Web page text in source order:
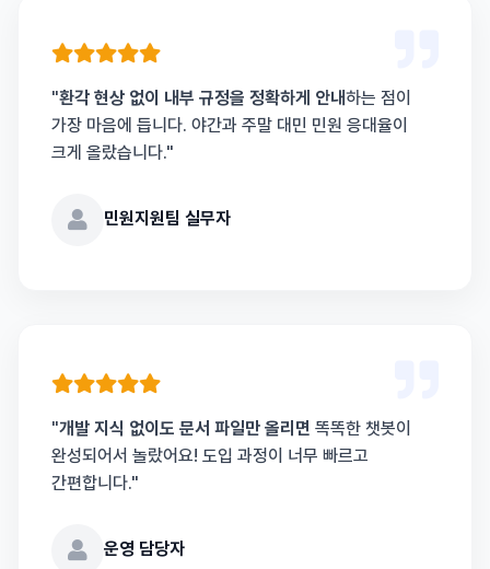
"환각 현상 없이 내부 규정을 정확하게 안내하는 점이
가장 마음에 듭니다. 야간과 주말 대민 민원 응대율이
크게 올랐습니다."
민원지원팀 실무자
"개발 지식 없이도 문서 파일만 올리면 똑똑한 챗봇이
완성되어서 놀랐어요! 도입 과정이 너무 빠르고
간편합니다."
운영 담당자